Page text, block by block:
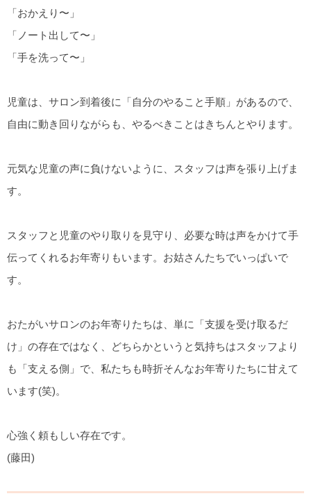
「おかえり〜」
「ノート出して〜」
「手を洗って〜」
児童は、サロン到着後に「自分のやること手順」があるので、
自由に動き回りながらも、やるべきことはきちんとやります。
元気な児童の声に負けないように、スタッフは声を張り上げま
す。
スタッフと児童のやり取りを見守り、必要な時は声をかけて手
伝ってくれるお年寄りもいます。お姑さんたちでいっぱいで
す。
おたがいサロンのお年寄りたちは、単に「支援を受け取るだ
け」の存在ではなく、どちらかというと気持ちはスタッフより
も「支える側」で、私たちも時折そんなお年寄りたちに甘えて
います(笑)。
心強く頼もしい存在です。
(藤田)